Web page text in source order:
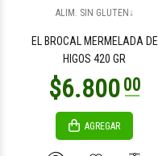
ALIM. SIN GLUTEN↓
EL BROCAL MERMELADA DE
HIGOS 420 GR
AGREGAR
$7.90000 $3.400